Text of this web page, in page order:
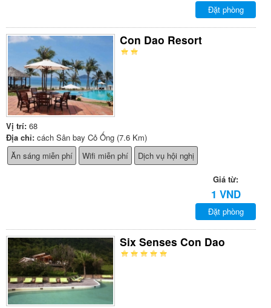
Đặt phòng
Con Dao Resort
Vị trí: 68
Địa chỉ: cách Sân bay Cỏ Ống (7.6 Km)
Ăn sáng miễn phí
Wifi miễn phí Dịch vụ hội nghị
Giá từ:
1 VND
Đặt phòng
Six Senses Con Dao